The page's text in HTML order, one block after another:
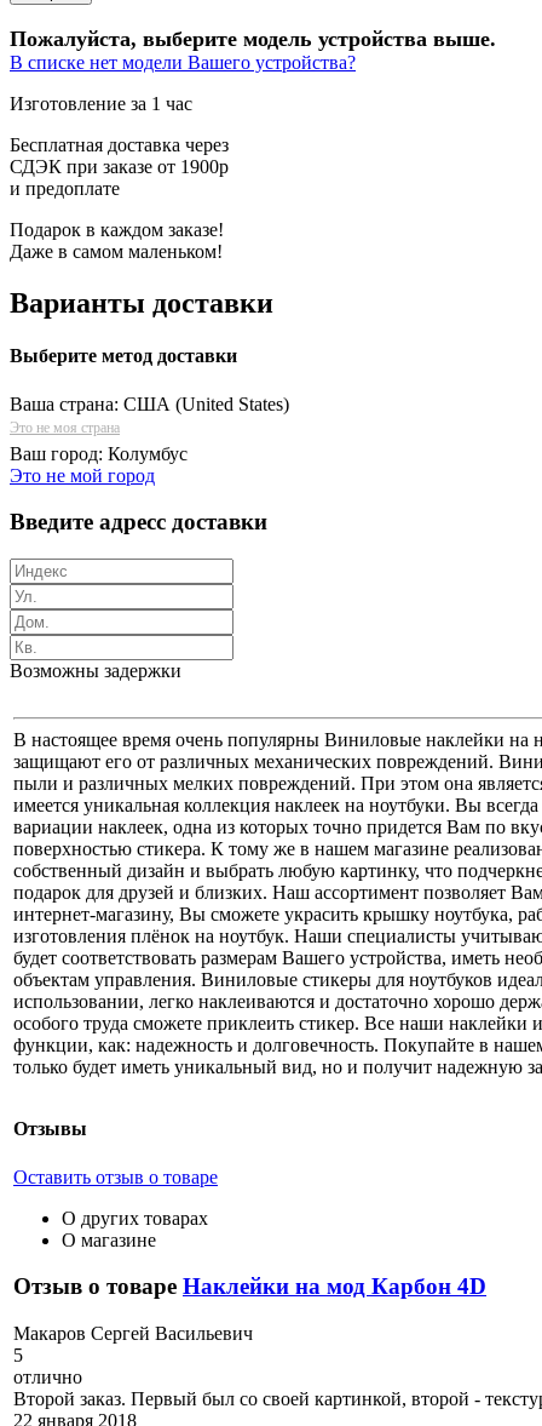
Пожалуйста, выберите модель устройства выше.
В списке нет модели Вашего устройства?
Изготовление за 1 час
Бесплатная доставка через
СДЭК при заказе от 1900р
и предоплате
Подарок в каждом заказе!
Даже в самом маленьком!
Варианты доставки
Выберите метод доставки
Ваша страна: США (United States)
Это не моя страна
Ваш город: Колумбус
Это не мой город
Введите адресс доставки
Возможны задержки
В настоящее время очень популярны Виниловые наклейки на
защищают его от различных механических повреждений.
пыли и различных мелких повреждений. При этом она
имеется уникальная коллекция наклеек на ноутбуки. Вы
вариации наклеек, одна из которых точно придется Вам по
поверхностью стикера. К тому же в нашем магазине
собственный дизайн и выбрать любую картинку, что
подарок для друзей и близких. Наш ассортимент позволяет
интернет-магазину, Вы сможете украсить крышку ноутбука,
изготовления плёнок на ноутбук. Наши специалисты
будет соответствовать размерам Вашего устройства, иметь
объектам управления. Виниловые стикеры для ноутбуков
использовании, легко наклеиваются и достаточно хорошо
особого труда сможете приклеить стикер. Все наши наклейки
функции, как: надежность и долговечность. Покупайте в
только будет иметь уникальный вид, но и получит надежную
Отзывы
Оставить отзыв о товаре
О других товарах
О магазине
Отзыв о товаре Наклейки на мод Карбон 4D
Макаров Сергей Васильевич
5
отлично
Второй заказ. Первый был со своей картинкой, второй -
22 января 2018